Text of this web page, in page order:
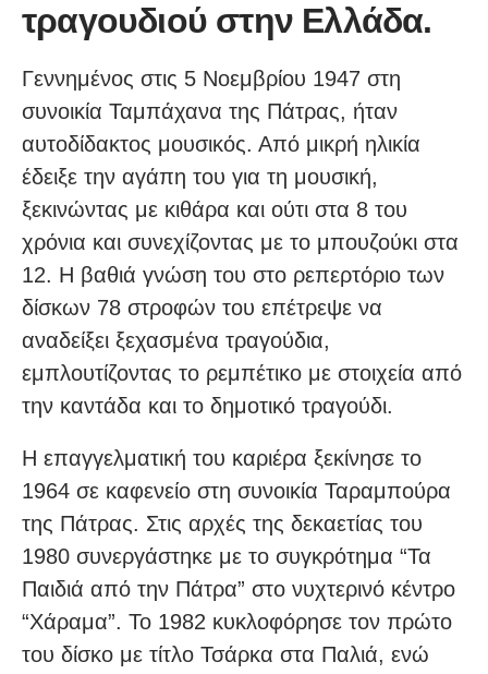
τραγουδιού στην Ελλάδα.
Γεννημένος στις 5 Νοεμβρίου 1947 στη
συνοικία Ταμπάχανα της Πάτρας, ήταν
αυτοδίδακτος μουσικός. Από μικρή ηλικία
έδειξε την αγάπη του για τη μουσική,
ξεκινώντας με κιθάρα και ούτι στα 8 του
χρόνια και συνεχίζοντας με το μπουζούκι στα
12. Η βαθιά γνώση του στο ρεπερτόριο των
δίσκων 78 στροφών του επέτρεψε να
αναδείξει ξεχασμένα τραγούδια,
εμπλουτίζοντας το ρεμπέτικο με στοιχεία από
την καντάδα και το δημοτικό τραγούδι.
Η επαγγελματική του καριέρα ξεκίνησε το
1964 σε καφενείο στη συνοικία Ταραμπούρα
της Πάτρας. Στις αρχές της δεκαετίας του
1980 συνεργάστηκε με το συγκρότημα “Τα
Παιδιά από την Πάτρα” στο νυχτερινό κέντρο
“Χάραμα”. Το 1982 κυκλοφόρησε τον πρώτο
του δίσκο με τίτλο Τσάρκα στα Παλιά, ενώ